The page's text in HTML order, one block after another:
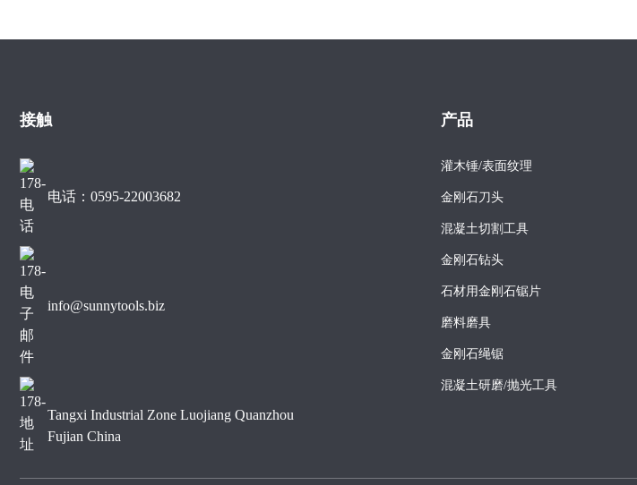
接触
电话：0595-22003682
info@sunnytools.biz
Tangxi Industrial Zone Luojiang Quanzhou
Fujian China
产品
灌木锤/表面纹理
金刚石刀头
混凝土切割工具
金刚石钻头
石材用金刚石锯片
磨料磨具
金刚石绳锯
混凝土研磨/抛光工具